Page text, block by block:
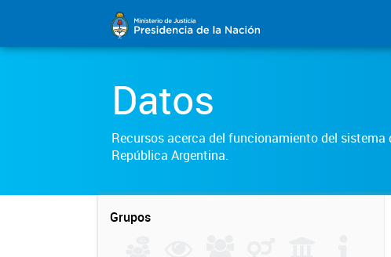
Datos
Recursos acerca del funcionamiento del sistema
República Argentina.
Grupos